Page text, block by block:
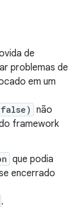
de
problemas de
em um
não
framework
que podia
encerrado
.